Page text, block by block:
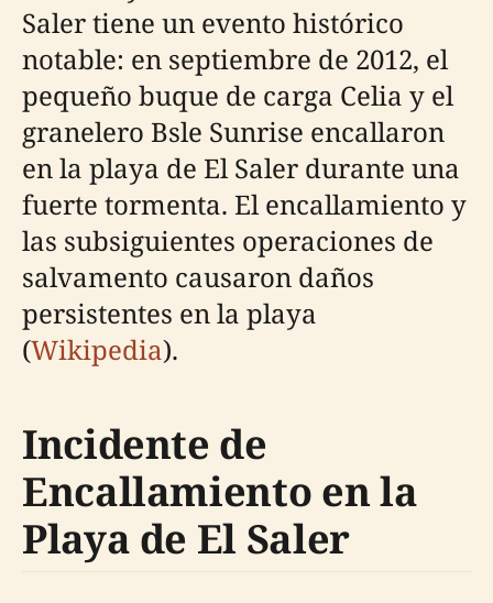
Saler tiene un evento histórico
notable: en septiembre de 2012, el
pequeño buque de carga Celia y el
granelero Bsle Sunrise encallaron
en la playa de El Saler durante una
fuerte tormenta. El encallamiento y
las subsiguientes operaciones de
salvamento causaron daños
persistentes en la playa
(Wikipedia).
Incidente de
Encallamiento en la
Playa de El Saler